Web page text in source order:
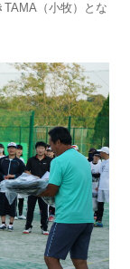
（小牧）とな